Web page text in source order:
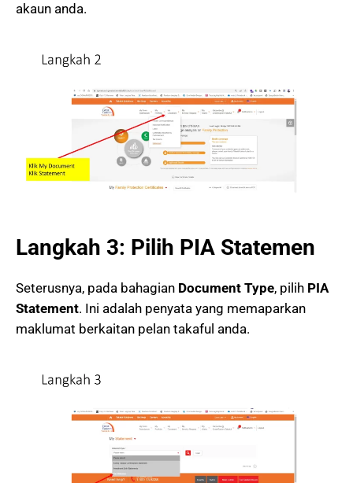
akaun anda.
Langkah 3: Pilih PIA Statemen
Seterusnya, pada bahagian Document Type, pilih PIA
Statement. Ini adalah penyata yang memaparkan
maklumat berkaitan pelan takaful anda.